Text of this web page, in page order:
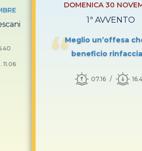
DOMENICA 30
1ª AVVENTO
Meglio un’offesa
beneficio
07.16